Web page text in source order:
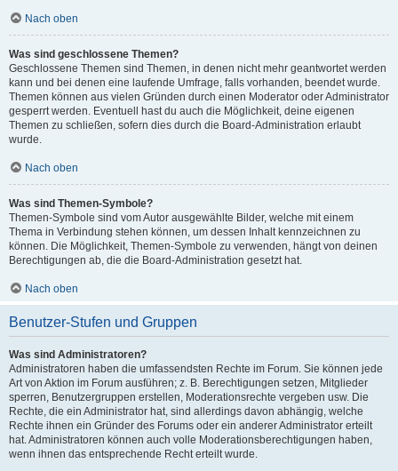
Nach oben
Was sind geschlossene Themen?
Geschlossene Themen sind Themen, in denen nicht mehr geantwortet werden
kann und bei denen eine laufende Umfrage, falls vorhanden, beendet wurde.
Themen können aus vielen Gründen durch einen Moderator oder Administrator
gesperrt werden. Eventuell hast du auch die Möglichkeit, deine eigenen
Themen zu schließen, sofern dies durch die Board-Administration erlaubt
wurde.
Nach oben
Was sind Themen-Symbole?
Themen-Symbole sind vom Autor ausgewählte Bilder, welche mit einem
Thema in Verbindung stehen können, um dessen Inhalt kennzeichnen zu
können. Die Möglichkeit, Themen-Symbole zu verwenden, hängt von deinen
Berechtigungen ab, die die Board-Administration gesetzt hat.
Nach oben
Benutzer-Stufen und Gruppen
Was sind Administratoren?
Administratoren haben die umfassendsten Rechte im Forum. Sie können jede
Art von Aktion im Forum ausführen; z. B. Berechtigungen setzen, Mitglieder
sperren, Benutzergruppen erstellen, Moderationsrechte vergeben usw. Die
Rechte, die ein Administrator hat, sind allerdings davon abhängig, welche
Rechte ihnen ein Gründer des Forums oder ein anderer Administrator erteilt
hat. Administratoren können auch volle Moderationsberechtigungen haben,
wenn ihnen das entsprechende Recht erteilt wurde.